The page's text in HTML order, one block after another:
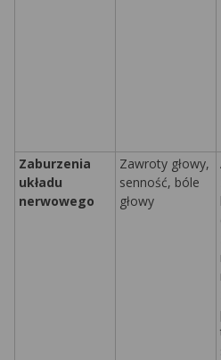
Zaburzenia
układu
nerwowego
Zawroty głowy,
senność, bóle
głowy